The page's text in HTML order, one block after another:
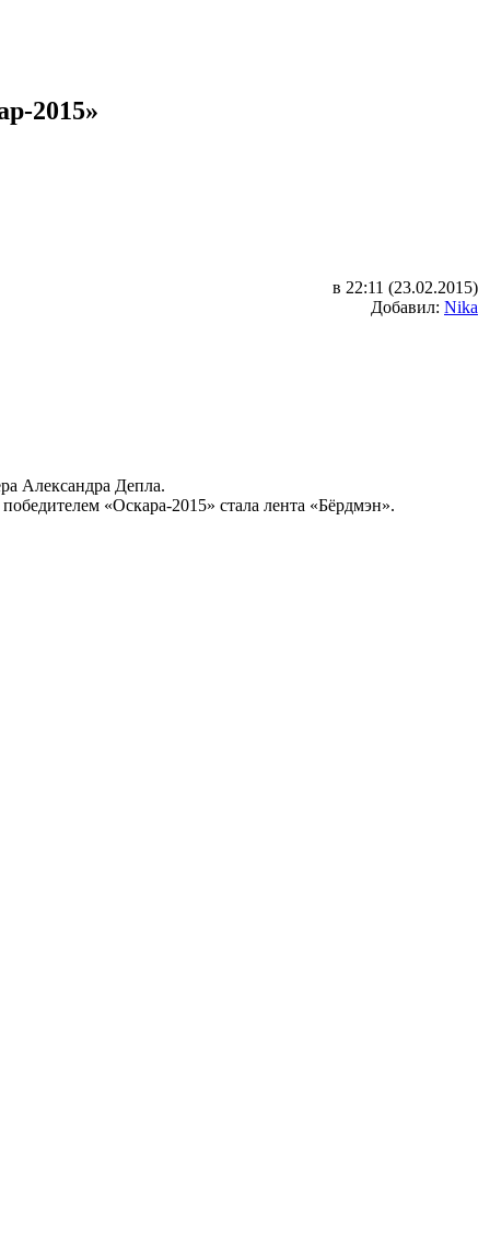
2015»
в 22:11 (23.02.2015)
Добавил: Nika
Александра Депла.
«Оскара-2015» стала лента «Бёрдмэн».